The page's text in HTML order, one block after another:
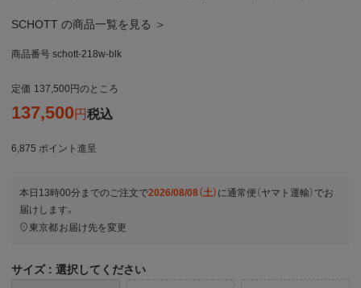
SCHOTT の商品一覧を見る ＞
商品番号 schott-218w-blk
定価 137,500 のところ
137,500 税込
6,875 ポイント進呈
本日 13時00分 までのご注文で2026/08/08（土） に通常便（ヤマト運輸） でお
届けします。
東京都お届け先を変更
サイズ 選択してください